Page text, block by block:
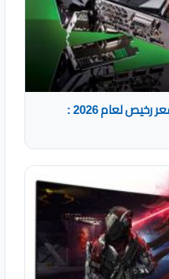
أفضل كروت الشاشة للألعاب بسعر رخيص لعام 2026 :